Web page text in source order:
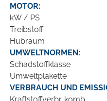
MOTOR:
kW / PS
Treibstoff
Hubraum
UMWELTNORMEN:
Schadstoffklasse
Umweltplakette
VERBRAUCH UND